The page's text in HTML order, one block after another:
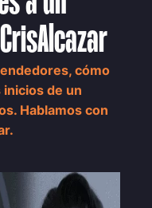
cómo
de un
Hablamos con